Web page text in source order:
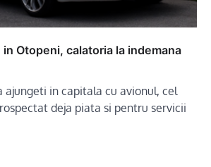
Otopeni, calatoria la indemana
ajungeti in capitala cu avionul, cel
deja piata si pentru servicii